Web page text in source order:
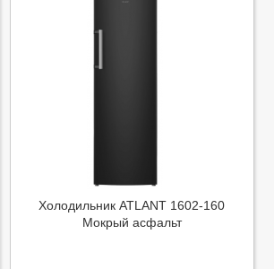
Холодильник ATLANT 1602-160
Мокрый асфальт